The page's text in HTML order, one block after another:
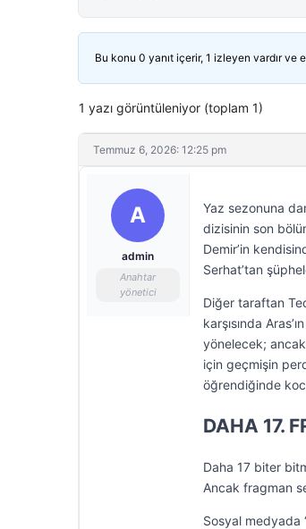
Bu konu 0 yanıt içerir, 1 izleyen vardır ve
1 yazı görüntüleniyor (toplam 1)
Temmuz 6, 2026: 12:25 pm
A
admin
Anahtar
yönetici
Yaz sezonuna
dizisinin son
Demir’in
Serhat’tan
Diğer taraftan
karşısında
yönelecek; ancak
için geçmişin
öğrendiğinde
DAHA 17.
Daha 17 biter
Ancak fragman
Sosyal medyada